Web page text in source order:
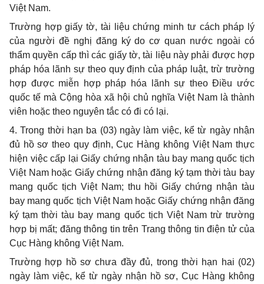
Việt Nam.
Trường hợp giấy tờ, tài liệu chứng minh tư cách pháp lý
của người đề nghị đăng ký do cơ quan nước ngoài có
thẩm quyền cấp thì các giấy tờ, tài liệu này phải được hợp
pháp hóa lãnh sự theo quy định của pháp luật, trừ trường
hợp được miễn hợp pháp hóa lãnh sự theo Điều ước
quốc tế mà Cộng hòa xã hội chủ nghĩa Việt Nam là thành
viên hoặc theo nguyên tắc có đi có lại.
4. Trong thời hạn ba (03) ngày làm việc, kể từ ngày nhận
đủ hồ sơ theo quy định, Cục Hàng không Việt Nam thực
hiện việc cấp lại Giấy chứng nhận tàu bay mang quốc tịch
Việt Nam hoặc Giấy chứng nhận đăng ký tạm thời tàu bay
mang quốc tịch Việt Nam; thu hồi Giấy chứng nhận tàu
bay mang quốc tịch Việt Nam hoặc Giấy chứng nhận đăng
ký tạm thời tàu bay mang quốc tịch Việt Nam trừ trường
hợp bị mất; đăng thông tin trên Trang thông tin điện tử của
Cục Hàng không Việt Nam.
Trường hợp hồ sơ chưa đầy đủ, trong thời hạn hai (02)
ngày làm việc, kể từ ngày nhận hồ sơ, Cục Hàng không